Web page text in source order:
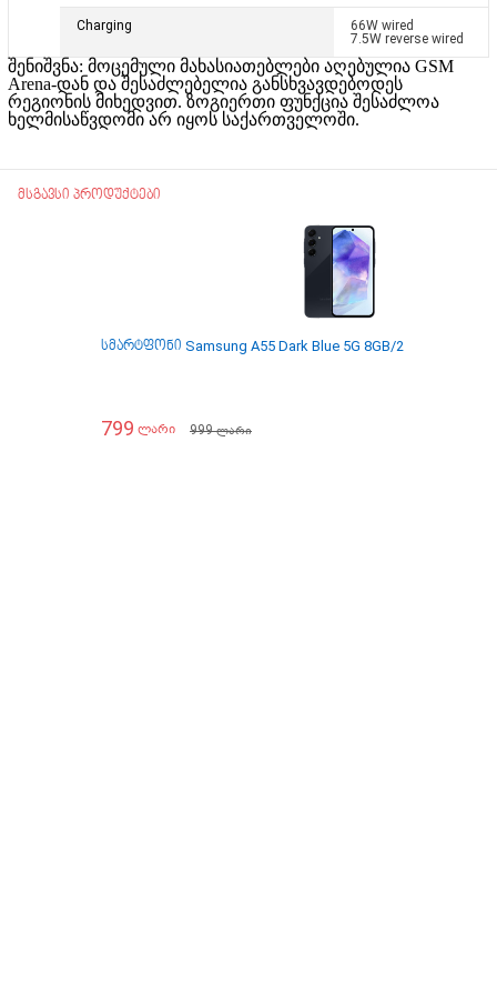
Charging
66W wired
7.5W reverse wired
შენიშვნა: მოცემული მახასიათებლები აღებულია GSM
Arena-დან და შესაძლებელია განსხვავდებოდეს
რეგიონის მიხედვით. ზოგიერთი ფუნქცია შესაძლოა
ხელმისაწვდომი არ იყოს საქართველოში.
მსგავსი პროდუქტები
სმარტფონი Samsung A55 Dark Blue 5G 8GB/256GB SM-
799 ლარი 999ლარი